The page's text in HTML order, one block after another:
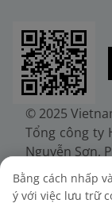
© 2025
Tổng công ty
Nguyễn Sơn,
Điện thoại:
38722375
Bằng cách nhấp
ý với việc lưu trữ